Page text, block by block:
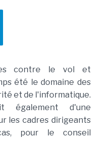
contre le vol et
été le domaine des
et de l'informatique.
également d'une
les cadres dirigeants
pour le conseil